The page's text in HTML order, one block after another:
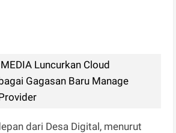
Luncurkan Cloud
Gagasan Baru Manage
dari Desa Digital, menurut